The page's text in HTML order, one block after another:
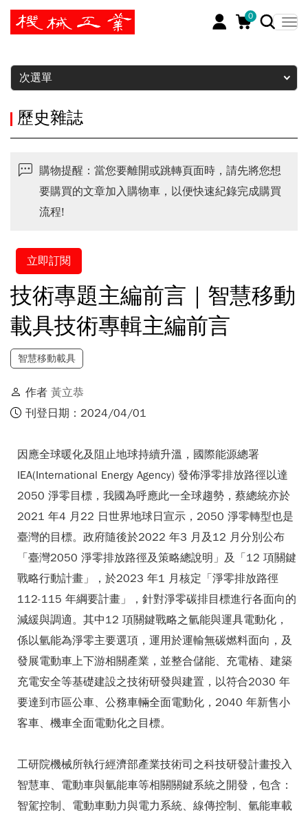
0
暫停
次選單
歷史雜誌
購物提醒：當您要離開或跳轉頁面時，請先將您想
要購買的文章加入購物車，以便快速紀錄完成購買
流程!
立即訂閱
技術專題主編前言｜智慧移動
載具技術專輯主編前言
智慧移動載具
作者 黃立恭
刊登日期：2024/04/01
因應全球暖化及阻止地球持續升溫，國際能源總署
IEA(International Energy Agency) 發佈淨零排放路徑以達
2050 淨零目標，我國為呼應此一全球趨勢，蔡總統亦於
2021 年4 月22 日世界地球日宣示，2050 淨零轉型也是
臺灣的目標。政府隨後於2022 年3 月及12 月分別公布
「臺灣2050 淨零排放路徑及策略總說明」及「12 項關鍵
戰略行動計畫」，於2023 年1 月核定「淨零排放路徑
112-115 年綱要計畫」，針對淨零碳排目標進行各面向的
減緩與調適。其中12 項關鍵戰略之氫能與運具電動化，
係以氫能為淨零主要選項，運用於運輸無碳燃料面向，及
發展電動車上下游相關產業，並整合儲能、充電樁、建築
充電安全等基礎建設之技術研發與建置，以符合2030 年
要達到市區公車、公務車輛全面電動化，2040 年新售小
客車、機車全面電動化之目標。
工研院機械所執行經濟部產業技術司之科技研發計畫投入
智慧車、電動車與氫能車等相關關鍵系統之開發，包含：
智駕控制、電動車動力與電力系統、線傳控制、氫能車載